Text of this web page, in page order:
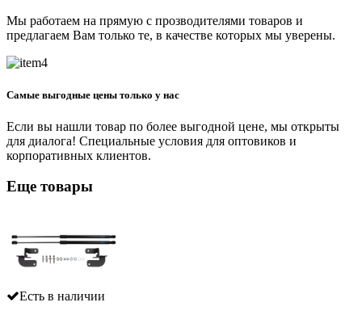
Мы работаем на прямую с прозводителями товаров и
предлагаем Вам только те, в качестве которых мы уверены.
Самые выгодные цены только у нас
Если вы нашли товар по более выгодной цене, мы открыты
для диалога! Специальные условия для оптовиков и
корпоративных клиентов.
Еще товары
Есть в наличии